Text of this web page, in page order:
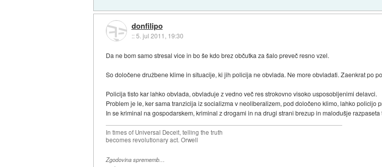
donfilipo
::5. jul 2011, 19:30
Da ne bom samo stresal vice in bo še kdo brez občutka za šalo preveč resno vzel.
So določene družbene klime in situacije, ki jih policija ne obvlada. Ne more obvladati. Zaenkrat po
Policija tisto kar lahko obvlada, obvladuje z vedno več res strokovno visoko usposobljenimi delavci.
Problem je le, ker sama tranzicija iz socializma v neoliberalizem, pod določeno klimo, lahko policijo
In se kriminal na gospodarskem, kriminal z drogami in na drugi strani brezup in malodušje
In times of Universal Deceit, telling the truth
becomes revolutionary act. Orwell
Zgodovina sprememb…